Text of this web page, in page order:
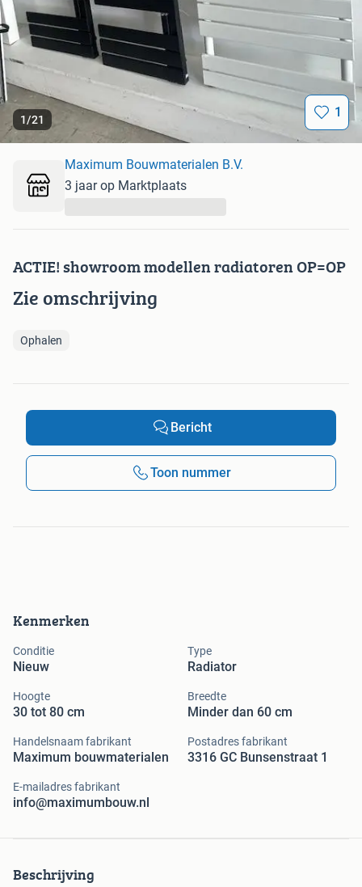
1/21 1
Kenmerken
Conditie
Nieuw
Type
Radiator
Hoogte
30 tot 80 cm
Breedte
Minder dan 60 cm
Handelsnaam fabrikant
Maximum bouwmaterialen
Postadres fabrikant
3316 GC Bunsenstraat 1
E-mailadres fabrikant
info@maximumbouw.nl
Beschrijving
ACTIE! showroom modellen radiatoren OP=OP
Zie omschrijving
Ophalen
Maximum Bouwmaterialen B.V.
3 jaar op Marktplaats
Bericht
Toon nummer